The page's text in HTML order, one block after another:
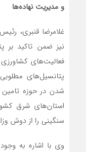
و مدیریت نهاده‌ها
غلامرضا قنبری،
نیز ضمن تاکید بر
فعالیت‌های
پتانسیل‌های
شدن در حوزه تامین
استان‌های شرق کشور
سنگینی را از دوش